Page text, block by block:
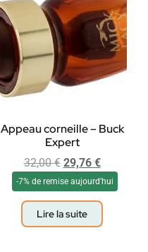
Appeau corneille – Buck
Expert
32,00€ 29,76 €
-7% de remise aujourd'hui
Lire la suite